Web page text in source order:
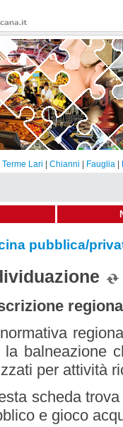
Lari Chianni Fauglia
pubblica/
la balneazione
per attività
scheda
e gioco